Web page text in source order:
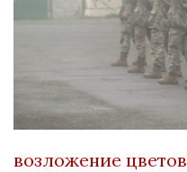
возложение цветов